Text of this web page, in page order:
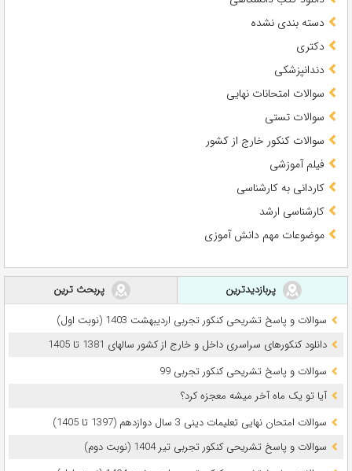
دسته بندی نشده
دکتری
دندانپزشکی
سوالات امتحانات نهایی
سوالات تستی
سوالات کنکور خارج از کشور
فیلم آموزشی
کاردانی به کارشناسی
کارشناسی ارشد
موضوعات مهم دانش آموزی
پربازدیدترین
پربحث ترین
سوالات و پاسخ تشریحی کنکور تجربی اردیبهشت 1403 (نوبت اول)
دانلود کنکورهای سراسری داخل و خارج از کشور سالهای 1381 تا 1405
سوالات و پاسخ تشریحی کنکور تجربی 99
آیا تو یک ماه آخر میشه معجزه کرد؟
سوالات امتحان نهایی تعلیمات دینی 3 سال دوازدهم (1397 تا 1405)
سوالات و پاسخ تشریحی کنکور تجربی تیر 1404 (نوبت دوم)